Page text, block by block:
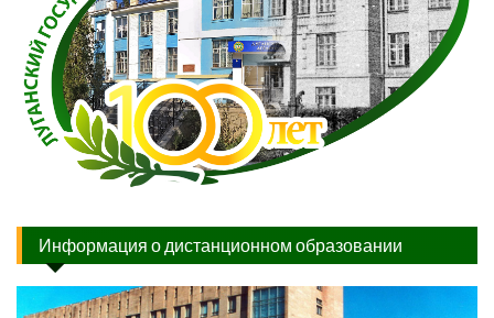
Информация о дистанционном образовании